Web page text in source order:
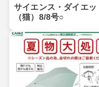
サイエンス・ダイエッ
（猫）8/8号○